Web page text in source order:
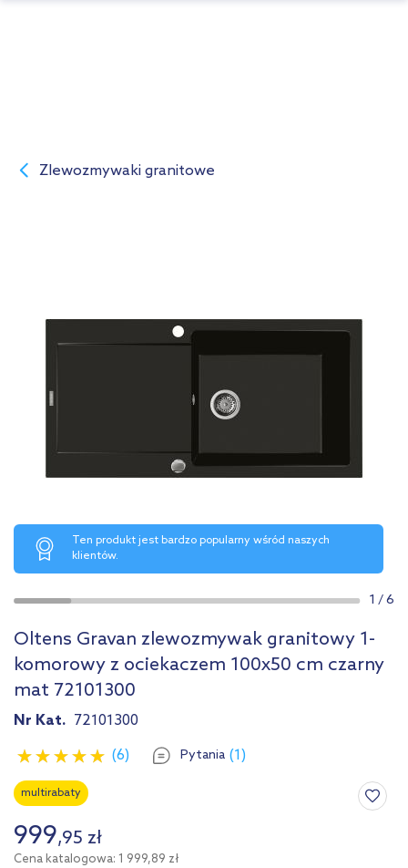
Zlewozmywaki granitowe
Ten produkt jest bardzo popularny wśród naszych
klientów.
1 /6
Oltens Gravan zlewozmywak granitowy 1-
komorowy z ociekaczem 100x50 cm czarny
mat 72101300
Nr Kat. 72101300
(6)
Pytania (1)
multirabaty
999,95 zł
Cena katalogowa: 1 999,89 zł